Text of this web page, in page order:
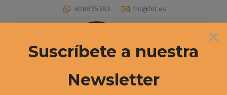
608875383 fnt@fnt.es
Buscar:
CALENDARIO OFICIAL DE
×
Suscríbete a nuestra
Newsletter